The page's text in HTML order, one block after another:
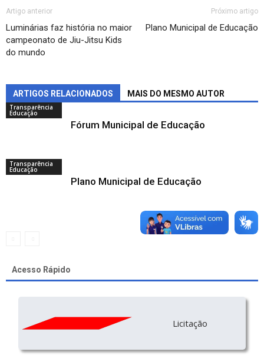
Artigo anterior
Luminárias faz história no maior
campeonato de Jiu-Jitsu Kids
do mundo
Próximo artigo
Plano Municipal de Educação
ARTIGOS RELACIONADOS MAIS DO MESMO AUTOR
Transparência
Educação
Fórum Municipal de Educação
Transparência
Educação
Plano Municipal de Educação
Acesso Rápido
Licitação